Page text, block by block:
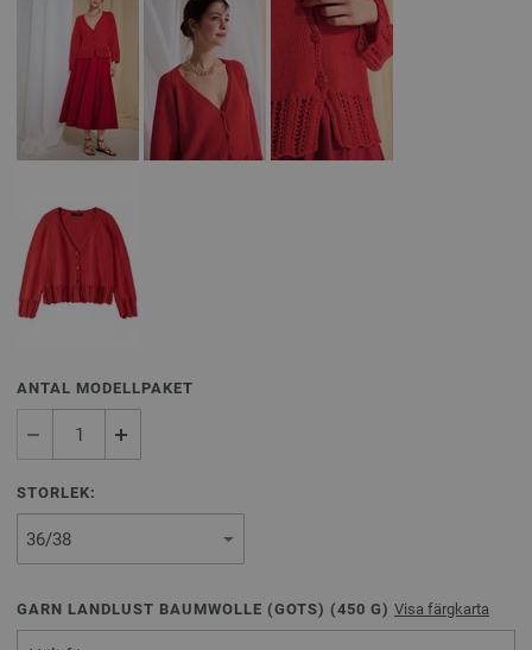
ANTAL MODELLPAKET
STORLEK:
GARN LANDLUST BAUMWOLLE (GOTS) (450 G) Visa färgkarta